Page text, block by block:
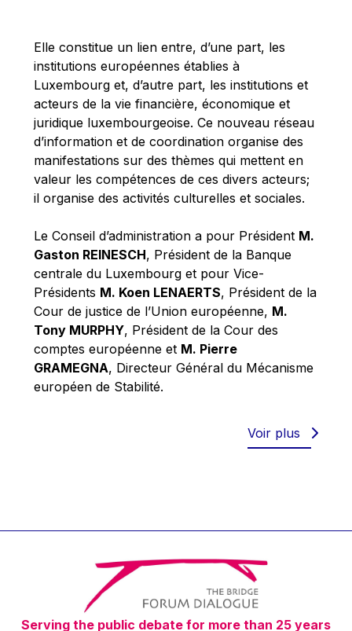
Michael Sohlman
Michel Goedert
Mireille Delmas-Marty
Nobuo Tanaka
Otmar Issing
Paolo Mengozzi
Paschal Donohoe
Pat Cox
Patrizia Nanz
Philippe Maystadt
Pierre Gramegna
Richard Pelly
Robert Goebbels
Robert REYNDERS
Timothy Radcliffe
Vaclav Klaus
Vassilios Skouris
Vítor Manuel da Silva Caldeira
Elle constitue un lien entre, d’une part, les
institutions européennes établies à
Luxembourg et, d’autre part, les institutions et
acteurs de la vie financière, économique et
juridique luxembourgeoise. Ce nouveau réseau
d’information et de coordination organise des
manifestations sur des thèmes qui mettent en
valeur les compétences de ces divers acteurs;
il organise des activités culturelles et sociales.
Le Conseil d’administration a pour Président M.
Gaston REINESCH, Président de la Banque
centrale du Luxembourg et pour Vice-
Présidents M. Koen LENAERTS, Président de la
Cour de justice de l’Union européenne, M.
Tony MURPHY, Président de la Cour des
comptes européenne et M. Pierre
GRAMEGNA, Directeur Général du Mécanisme
européen de Stabilité.
Voir plus
Serving the public debate for more than 25 years